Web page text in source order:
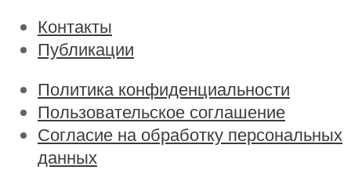
Контакты
Публикации
Политика конфиденциальности
Пользовательское соглашение
Согласие на обработку персональных
данных